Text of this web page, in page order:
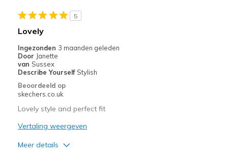
page
met
migratiegeschiedenis
van
de
5
Lovely
Ingezonden 3 maanden geleden
Door Janette
van Sussex
Describe Yourself Stylish
Beoordeeld op
skechers.co.uk
Lovely style and perfect fit
Vertaling weergeven
Meer details